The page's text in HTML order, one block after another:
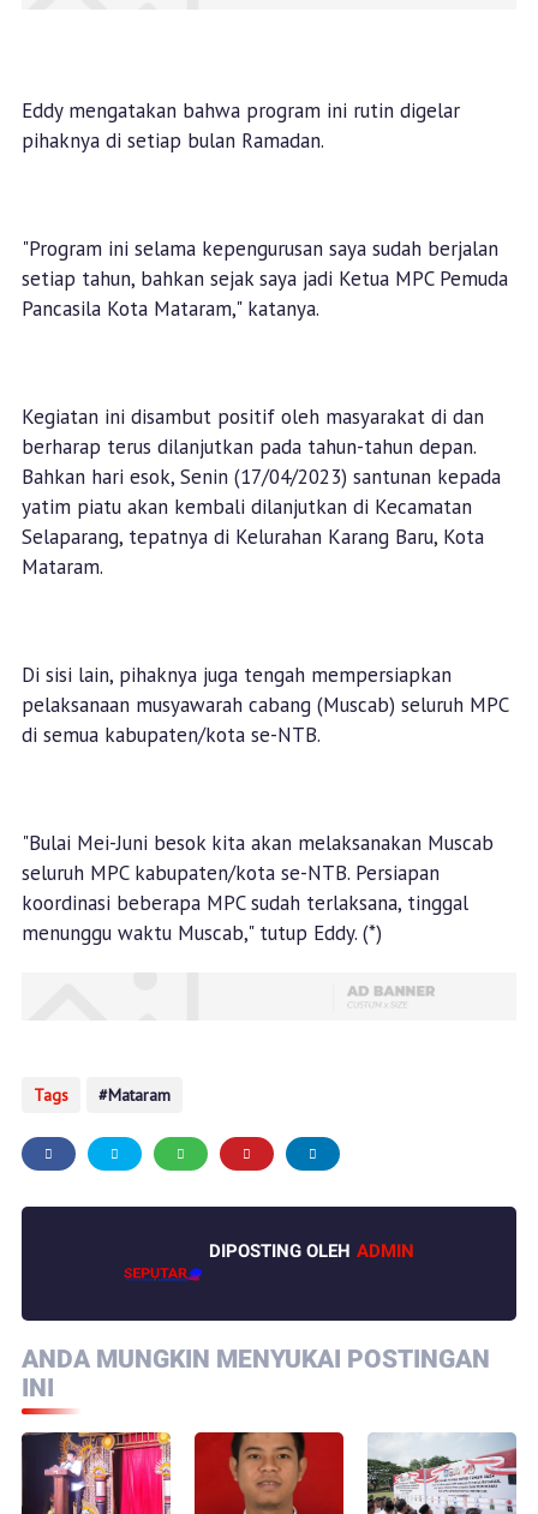
Eddy mengatakan bahwa program ini rutin digelar
pihaknya di setiap bulan Ramadan.
"Program ini selama kepengurusan saya sudah berjalan
setiap tahun, bahkan sejak saya jadi Ketua MPC Pemuda
Pancasila Kota Mataram," katanya.
Kegiatan ini disambut positif oleh masyarakat di dan
berharap terus dilanjutkan pada tahun-tahun depan.
Bahkan hari esok, Senin (17/04/2023) santunan kepada
yatim piatu akan kembali dilanjutkan di Kecamatan
Selaparang, tepatnya di Kelurahan Karang Baru, Kota
Mataram.
Di sisi lain, pihaknya juga tengah mempersiapkan
pelaksanaan musyawarah cabang (Muscab) seluruh MPC
di semua kabupaten/kota se-NTB.
"Bulai Mei-Juni besok kita akan melaksanakan Muscab
seluruh MPC kabupaten/kota se-NTB. Persiapan
koordinasi beberapa MPC sudah terlaksana, tinggal
menunggu waktu Muscab," tutup Eddy. (*)
Tags Mataram
DIPOSTING OLEH ADMIN
ANDA MUNGKIN MENYUKAI POSTINGAN
INI